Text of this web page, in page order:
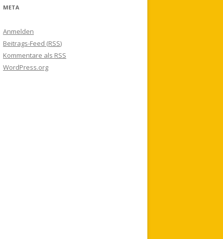
META
Anmelden
Beitrags-Feed (RSS)
Kommentare als RSS
WordPress.org